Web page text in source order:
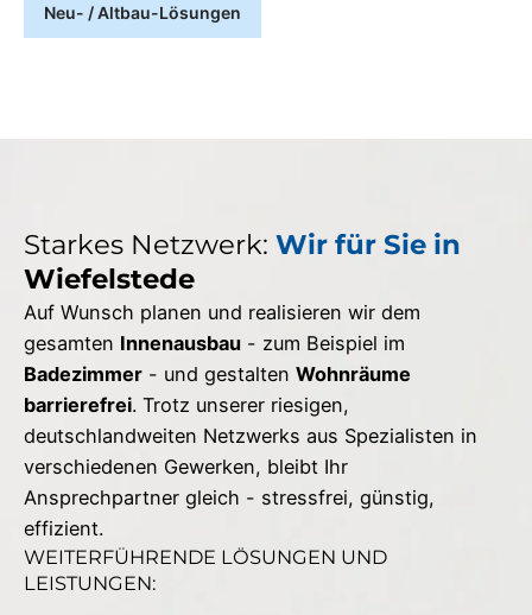
Neu- / Altbau-Lösungen
Starkes Netzwerk: Wir für Sie in
Wiefelstede
Auf Wunsch planen und realisieren wir dem
gesamten Innenausbau - zum Beispiel im
Badezimmer - und gestalten Wohnräume
barrierefrei. Trotz unserer riesigen,
deutschlandweiten Netzwerks aus Spezialisten in
verschiedenen Gewerken, bleibt Ihr
Ansprechpartner gleich - stressfrei, günstig,
effizient.
WEITERFÜHRENDE LÖSUNGEN UND
LEISTUNGEN: